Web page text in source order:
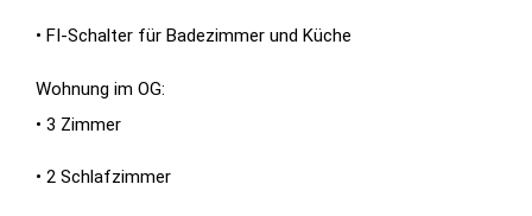
• FI-Schalter für Badezimmer und Küche
Wohnung im OG:
• 3 Zimmer
• 2 Schlafzimmer